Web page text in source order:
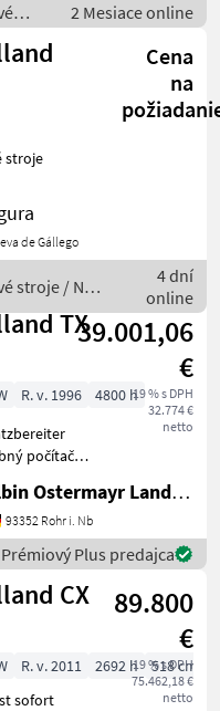
2 Mesiace online
Cena
na
stroje
de Gállego
stroje / New
4 dní
online
TX39.001,06
€
19 % s DPH
32.774 €
netto
R. v. 1996
4800 h
počítač,
na
voz
stroje
Albin Ostermayr Landmaschinenhandel e.K.
93352 Rohr i. Nb
Prémiový Plus predajca
CX
89.800
€
19 % s DPH
75.462,18 €
netto
R. v. 2011 2692 h
518 cm
sofort